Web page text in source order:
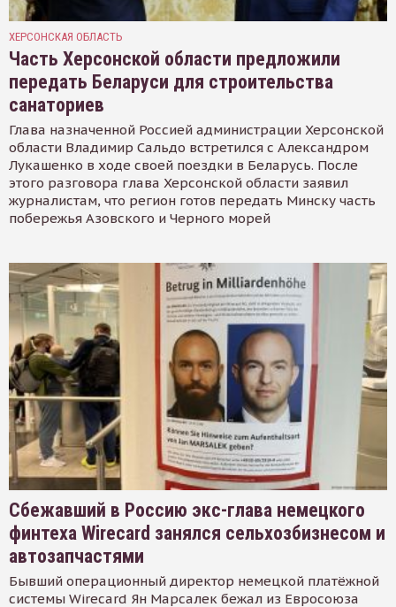
ХЕРСОНСКАЯ ОБЛАСТЬ
Часть Херсонской области предложили
передать Беларуси для строительства
санаториев
Глава назначенной Россией администрации Херсонской
области Владимир Сальдо встретился с Александром
Лукашенко в ходе своей поездки в Беларусь. После
этого разговора глава Херсонской области заявил
журналистам, что регион готов передать Минску часть
побережья Азовского и Черного морей
Сбежавший в Россию экс-глава немецкого
финтеха Wirecard занялся сельхозбизнесом и
автозапчастями
Бывший операционный директор немецкой платёжной
системы Wirecard Ян Марсалек бежал из Евросоюза